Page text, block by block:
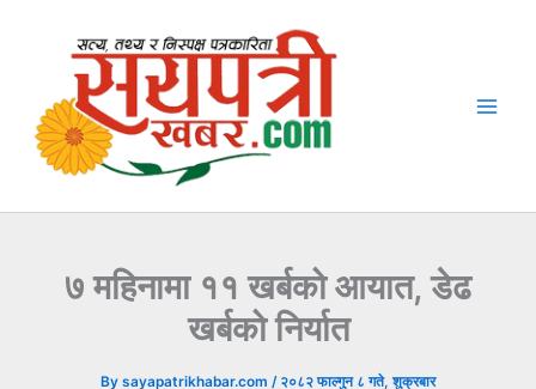
७ महिनामा ११ खर्बको आयात, डेढ
खर्बको निर्यात
By sayapatrikhabar.com / २०८२ फाल्गुन ८ गते, शुक्रबार